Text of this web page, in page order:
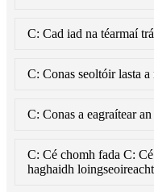
C: Cad iad na téarmaí
C: Conas seoltóir lasta a
C: Conas a eagraítear
C: Cé chomh fada C:
haghaidh